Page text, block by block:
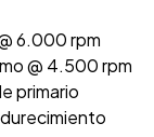
6.000 rpm
@ 4.500 rpm
primario